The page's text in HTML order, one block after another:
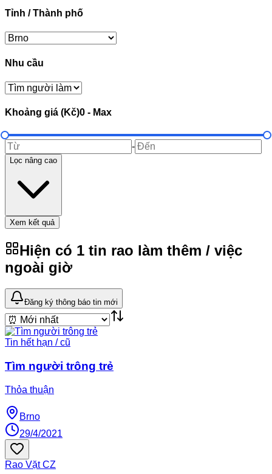
Tỉnh / Thành phố
Nhu cầu
Khoảng giá (Kč)0 - Max
-
Lọc nâng cao
Xem kết quả
Hiện có 1 tin rao làm thêm / việc
ngoài giờ
Đăng ký thông báo tin mới
Tin hết hạn / cũ
Tìm người trông trẻ
Thỏa thuận
Brno
29/4/2021
Rao VặtCZ